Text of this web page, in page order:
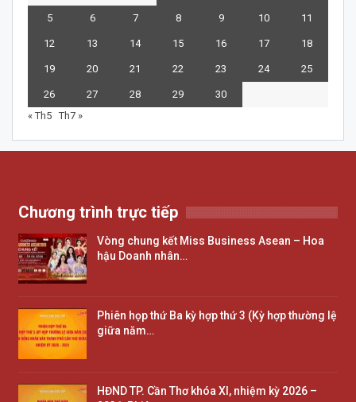
5 6 7 8 9 10 11
12 13 14 15 16 17 18
19 20 21 22 23 24 25
26 27 28 29
30
« Th5 Th7 »
Chương trình trực tiếp
Vòng chung kết Miss Business Asean – Hoa
hậu Doanh nhân…
Phiên họp thứ Ba kỳ hợp thứ 3 (Kỳ hợp thường lệ
giữa năm…
HĐND TP. Cần Thơ khóa XI, nhiệm kỳ 2026 –